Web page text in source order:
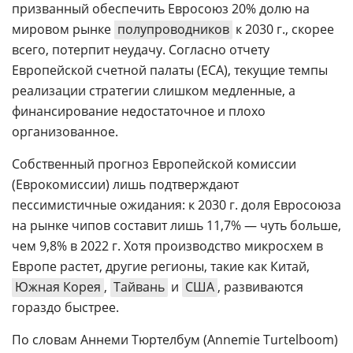
призванный обеспечить Евросоюз 20% долю на
мировом рынке полупроводников к 2030 г., скорее
всего, потерпит неудачу. Согласно отчету
Европейской счетной палаты (ECA), текущие темпы
реализации стратегии слишком медленные, а
финансирование недостаточное и плохо
организованное.
Собственный прогноз Европейской комиссии
(Еврокомиссии) лишь подтверждают
пессимистичные ожидания: к 2030 г. доля Евросоюза
на рынке чипов составит лишь 11,7% — чуть больше,
чем 9,8% в 2022 г. Хотя производство микросхем в
Европе растет, другие регионы, такие как Китай,
Южная Корея , Тайвань и США , развиваются
гораздо быстрее.
По словам Аннеми Тюртелбум (Annemie Turtelboom)